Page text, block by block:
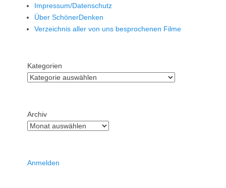
Impressum/Datenschutz
Über SchönerDenken
Verzeichnis aller von uns besprochenen Filme
Kategorien
Archiv
Anmelden